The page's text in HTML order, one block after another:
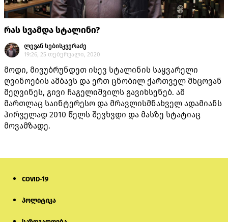
რას სვამდა სტალინი?
ლევან სებისკვერაძე
19:26, 25 თებერვალი, 2020
მოდი, მივუბრუნდეთ ისევ სტალინის საყვარელი
ღვინოების ამბავს და ერთ ცნობილ ქართველ მხცოვან
მეღვინეს, გივი ჩაგელიშვილს გავიხსენებ. ამ
მართლაც საინტერესო და მრავლისმნახველ ადამიანს
პირველად 2010 წელს შევხვდი და მასზე სტატიაც
მოვამზადე.
COVID-19
პოლიტიკა